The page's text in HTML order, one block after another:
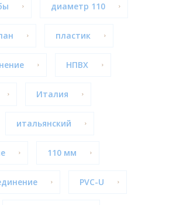
диаметр 110
пластик
НПВХ
Италия
итальянский
110 мм
PVC-U